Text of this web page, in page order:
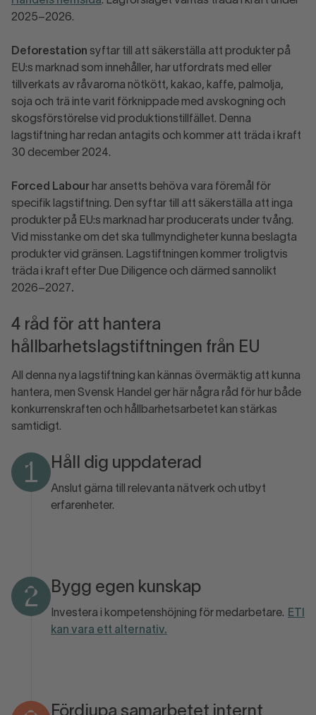
2025–2026.
Deforestation syftar till att säkerställa att produkter på
EU:s marknad som innehåller, har utfordrats med eller
tillverkats av råvarorna nötkött, kakao, kaffe, palmolja,
soja och trä inte varit förknippade med avskogning och
skogsförstörelse vid produktionstillfället. Denna
lagstiftning har redan antagits och kommer att träda i kraft
30 december 2024.
Forced Labour har ansetts behöva vara föremål för
specifik lagstiftning. Den syftar till att säkerställa att inga
produkter på EU:s marknad har producerats under tvång.
Vid misstanke om det ska tullmyndigheter kunna beslagta
produkter vid gränsen. Lagstiftningen kommer troligtvis
träda i kraft efter Due Diligence och därmed sannolikt
2026–2027 .
4 råd för att hantera
hållbarhetslagstiftningen från EU
All denna nya lagstiftning kan kännas övermäktig att kunna
hantera, men Svensk Handel ger här några råd för hur både
konkurrenskraften och hållbarhetsarbetet kan stärkas
samtidigt.
1 Håll dig uppdaterad
Anslut gärna till relevanta nätverk och utbyt
erfarenheter.
2 Bygg egen kunskap
Investera i kompetenshöjning för medarbetare. ETI
kan vara ett alternativ.